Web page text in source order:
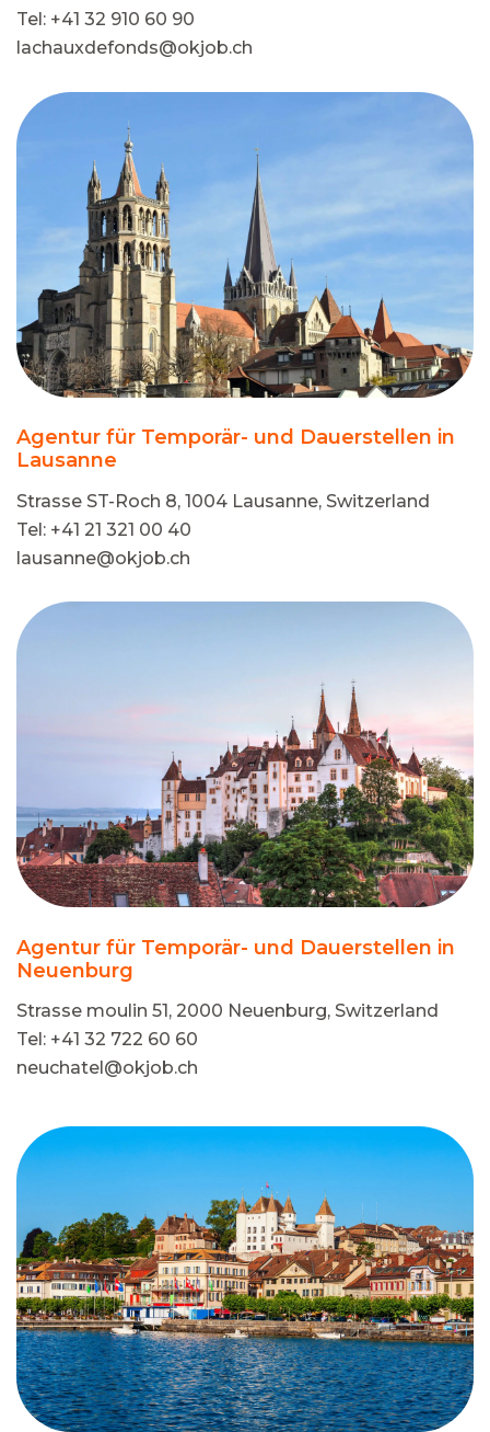
Tel: +41 32 910 60 90
lachauxdefonds@okjob.ch
Agentur für Temporär- und Dauerstellen in
Lausanne
Strasse ST-Roch 8, 1004 Lausanne, Switzerland
Tel: +41 21 321 00 40
lausanne@okjob.ch
Agentur für Temporär- und Dauerstellen in
Neuenburg
Strasse moulin 51, 2000 Neuenburg, Switzerland
Tel: +41 32 722 60 60
neuchatel@okjob.ch